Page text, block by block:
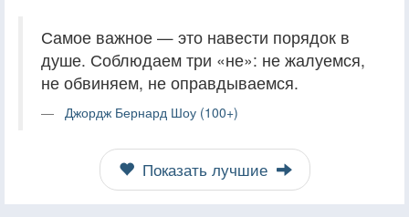
Самое важное — это навести порядок в
душе. Соблюдаем три «не»: не жалуемся,
не обвиняем, не оправдываемся.
Джордж Бернард Шоу (100+)
Показать лучшие